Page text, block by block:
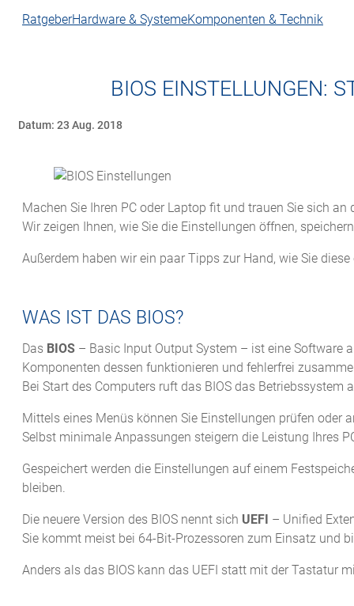
RatgeberHardware & SystemeKomponenten & Technik
BIOS EINSTELLUNGEN:
Datum: 23 Aug. 2018
Machen Sie Ihren PC oder Laptop fit und trauen Sie sich an
Wir zeigen Ihnen, wie Sie die Einstellungen öffnen,
Außerdem haben wir ein paar Tipps zur Hand, wie Sie
WAS IST DAS BIOS?
Das BIOS – Basic Input Output System – ist eine Software
Komponenten dessen funktionieren und fehlerfrei
Bei Start des Computers ruft das BIOS das Betriebssystem
Mittels eines Menüs können Sie Einstellungen prüfen oder
Selbst minimale Anpassungen steigern die Leistung Ihres
Gespeichert werden die Einstellungen auf einem
bleiben.
Die neuere Version des BIOS nennt sich UEFI – Unified
Sie kommt meist bei 64-Bit-Prozessoren zum Einsatz und
Anders als das BIOS kann das UEFI statt mit der Tastatur